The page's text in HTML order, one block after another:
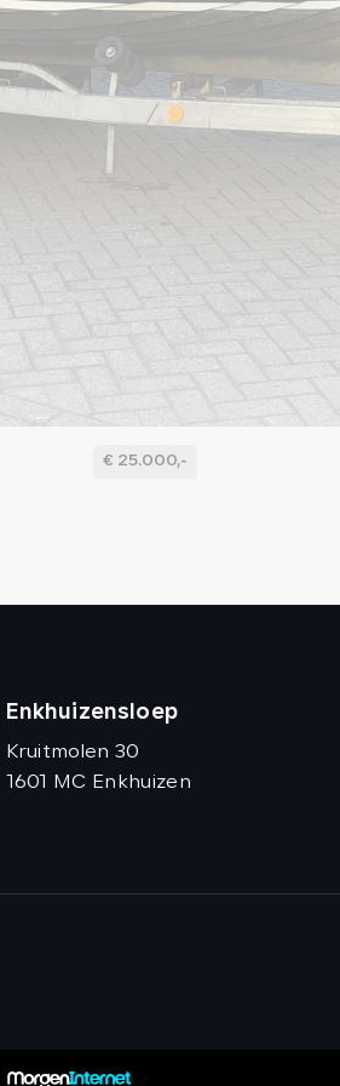
€ 25.000,-
Enkhuizensloep
Kruitmolen 30
1601 MC Enkhuizen